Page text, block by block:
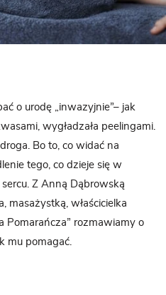
o urodę „inwazyjnie”– jak
wygładzała peelingami.
Bo to, co widać na
tego, co dzieje się w
Z Anną Dąbrowską
masażystką, właścicielka
Pomarańcza” rozmawiamy o
mu pomagać.